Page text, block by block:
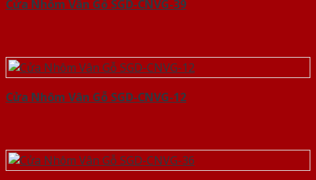
Cửa Nhôm Vân Gỗ SGD-CNVG-39
Cửa Nhôm Vân Gỗ SGD-CNVG-12